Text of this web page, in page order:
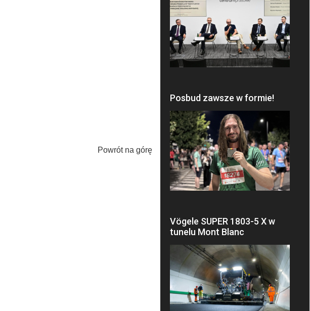
Powrót na górę
Posbud zawsze w formie!
Vögele SUPER 1803-5 X w
tunelu Mont Blanc